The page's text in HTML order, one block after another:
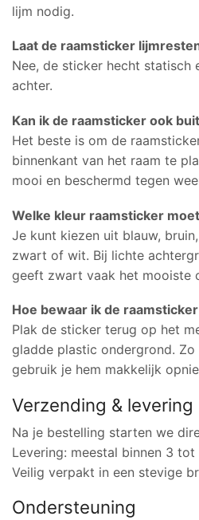
lijm nodig.
Laat de raamsticker
Nee, de sticker hecht statisch
achter.
Kan ik de raamsticker ook
Het beste is om de
binnenkant van het raam te
mooi en beschermd tegen
Welke kleur raamsticker
Je kunt kiezen uit blauw,
zwart of wit. Bij lichte
geeft zwart vaak het mooiste
Hoe bewaar ik de
Plak de sticker terug op het
gladde plastic ondergrond.
gebruik je hem makkelijk
Verzending & levering
Na je bestelling starten we
Levering: meestal binnen 3
Veilig verpakt in een stevige
Ondersteuning